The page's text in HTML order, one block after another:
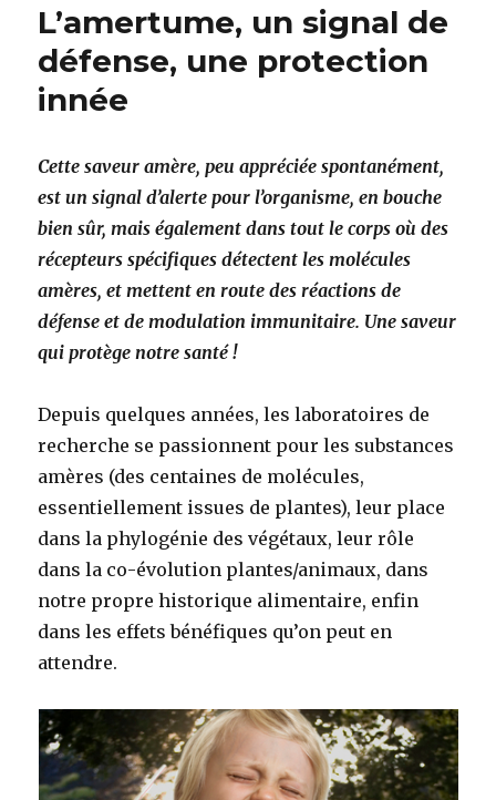
L’amertume, un signal de
défense, une protection
innée
Cette saveur amère, peu appréciée spontanément,
est un signal d’alerte pour l’organisme, en bouche
bien sûr, mais également dans tout le corps où des
récepteurs spécifiques détectent les molécules
amères, et mettent en route des réactions de
défense et de modulation immunitaire. Une saveur
qui protège notre santé !
Depuis quelques années, les laboratoires de
recherche se passionnent pour les substances
amères (des centaines de molécules,
essentiellement issues de plantes), leur place
dans la phylogénie des végétaux, leur rôle
dans la co-évolution plantes/animaux, dans
notre propre historique alimentaire, enfin
dans les effets bénéfiques qu’on peut en
attendre.